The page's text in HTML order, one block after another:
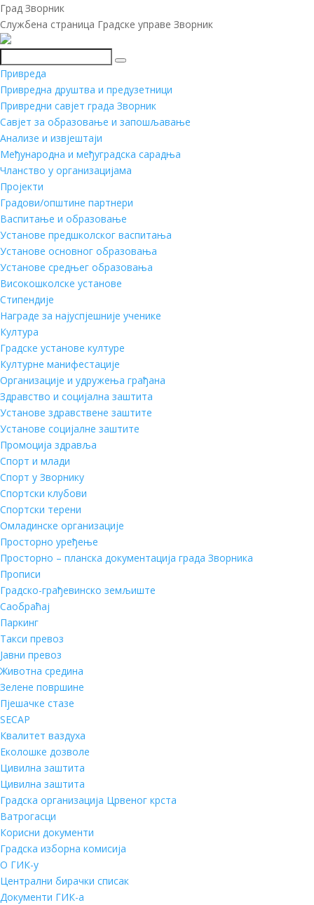
Град Зворник
Службена страница Градске управе Зворник
Претражи
Привреда
Привредна друштва и предузетници
Привредни савјет града Зворник
Савјет за образовање и запошљавање
Анализе и извјештаји
Међународна и међуградска сарадња
Чланство у организацијама
Пројекти
Градови/општине партнери
Васпитање и образовање
Установе предшколског васпитања
Установе основног образовања
Установе средњег образовања
Високошколске установе
Стипендије
Награде за најуспјешније ученике
Култура
Градске установе културе
Културне манифестације
Организације и удружења грађана
Здравство и социјална заштита
Установе здравствене заштите
Установе социјалне заштите
Промоција здравља
Спорт и млади
Спорт у Зворнику
Спортски клубови
Спортски терени
Омладинске организације
Просторно уређење
Просторно – планска документација града Зворника
Прописи
Градско-грађевинско земљиште
Саобраћај
Паркинг
Такси превоз
Јавни превоз
Животна средина
Зелене површине
Пјешачке стазе
SECAP
Квалитет ваздуха
Еколошке дозволе
Цивилна заштита
Цивилна заштита
Градска организација Црвеног крста
Ватрогасци
Корисни документи
Градска изборна комисија
О ГИК-у
Централни бирачки списак
Документи ГИК-а